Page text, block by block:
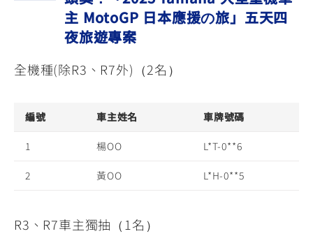
MT-
03
MT-
RS NEO
主 MotoGP 日本應援の旅」五天四
夜旅遊專案
全機種(除R3、R7外)（2名）
編號 車主姓名 車牌號碼
1 楊OO L*T-0**6
2 黃OO L*H-0**5
R3、R7車主獨抽（1名）